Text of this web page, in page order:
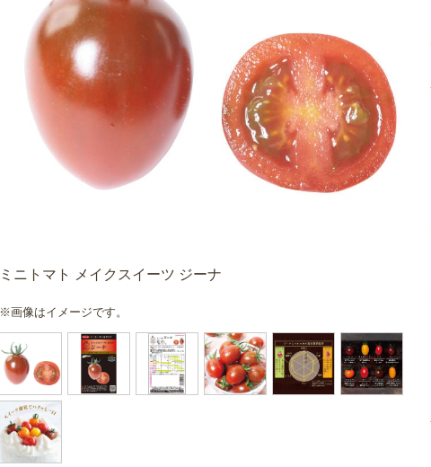
ミニトマト メイクスイーツ ジーナ
※画像はイメージです。